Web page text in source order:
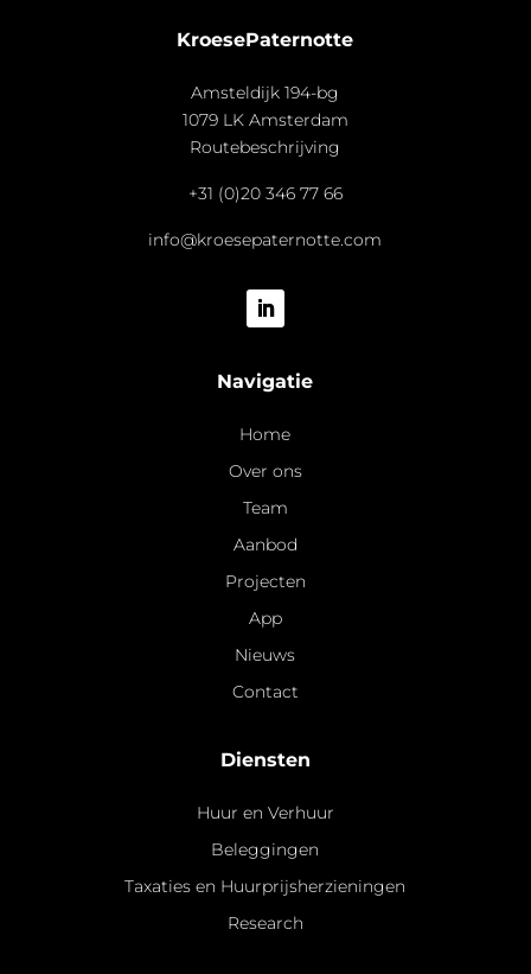
KroesePaternotte
Amsteldijk 194-bg
1079 LK Amsterdam
Routebeschrijving
+31 (0)20 346 77 66
info@kroesepaternotte.com
Navigatie
Home
Over ons
Team
Aanbod
Projecten
App
Nieuws
Contact
Diensten
Huur en Verhuur
Beleggingen
Taxaties en Huurprijsherzieningen
Research